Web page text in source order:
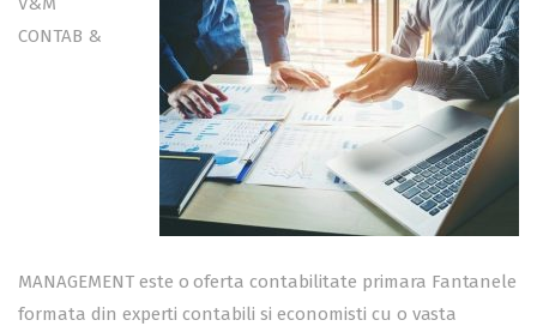
CONTAB &
MANAGEMENT este o oferta contabilitate primara Fantanele
formata din experti contabili si economisti cu o vasta